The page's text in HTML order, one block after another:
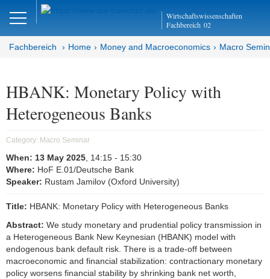
Wirtschaftswissenschaften
Fachbereich 02
DE Close
Money and Macroeconomics
Home
Macro Seminar
Brown Bag Seminar
Joint Lunchtime Seminar
Goethe Money and Macro
Association (GMMA)
Faculty of Economics and Business
Administration
Fachbereich Home Money and Macroeconomics Macro
HBANK: Monetary Policy with
Heterogeneous Banks
Category: Macro Seminar
When: 13 May 2025 , 14:15 - 15:30
Where: HoF E.01/Deutsche Bank
Speaker: Rustam Jamilov (Oxford University)
Title: HBANK: Monetary Policy with Heterogeneous Banks
Abstract: We study monetary and prudential policy transmission in
a Heterogeneous Bank New Keynesian (HBANK) model with
endogenous bank default risk. There is a trade-off between
macroeconomic and financial stabilization: contractionary monetary
policy worsens financial stability by shrinking bank net worth,